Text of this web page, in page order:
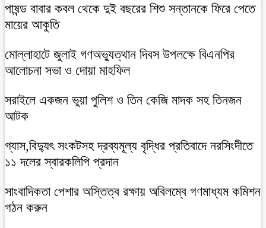
পাষন্ড বাবার কবল থেকে দুই বছরের শিশু সন্তানকে ফিরে পেতে
মায়ের আকুতি
মোল্লাহাটে জুলাই গণঅভ্যুত্থান দিবস উপলক্ষে বিএনপির
আলোচনা সভা ও দোয়া মাহফিল
সরাইলে একজন ভুয়া পুলিশ ও তিন কেজি মাদক সহ তিনজন
আটক
গ্যাস,বিদ্যুৎ সংকটসহ দ্রব্যমূল্য বৃদ্ধির প্রতিবাদে নরসিংদীতে
১১ দলের স্বারকলিপি প্রদান
সাংবাদিকতা পেশার অস্তিত্ব রক্ষায় অবিলম্বে গণমাধ্যম কমিশন
গঠন করুন